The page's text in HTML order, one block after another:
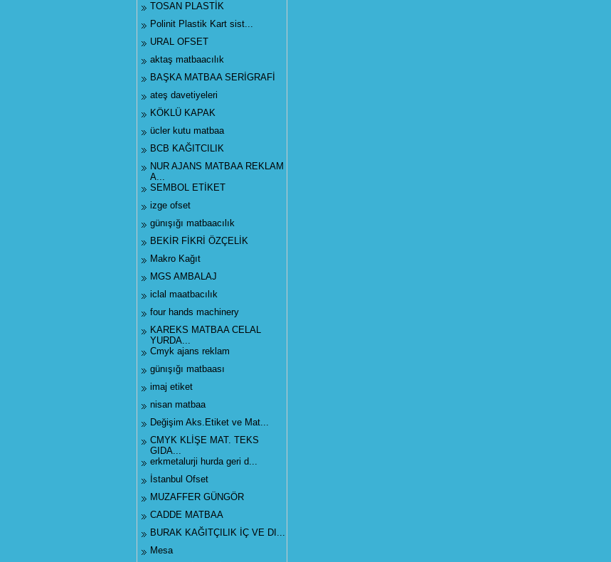
TOSAN PLASTİK
Polinit Plastik Kart sist...
URAL OFSET
aktaş matbaacılık
BAŞKA MATBAA SERİGRAFİ
ateş davetiyeleri
KÖKLÜ KAPAK
ücler kutu matbaa
BCB KAĞITCILIK
NUR AJANS MATBAA REKLAM
A...
SEMBOL ETİKET
izge ofset
günışığı matbaacılık
BEKİR FİKRİ ÖZÇELİK
Makro Kağıt
MGS AMBALAJ
iclal maatbacılık
four hands machinery
KAREKS MATBAA CELAL
YURDA...
Cmyk ajans reklam
günışığı matbaası
imaj etiket
nisan matbaa
Değişim Aks.Etiket ve Mat...
CMYK KLİŞE MAT. TEKS
GIDA...
erkmetalurji hurda geri d...
İstanbul Ofset
MUZAFFER GÜNGÖR
CADDE MATBAA
BURAK KAĞITÇILIK İÇ VE DI...
Mesa